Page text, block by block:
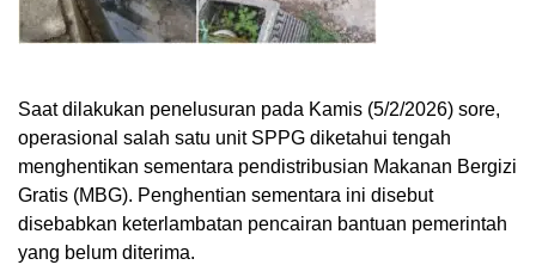
Saat dilakukan penelusuran pada Kamis (5/2/2026) sore,
operasional salah satu unit SPPG diketahui tengah
menghentikan sementara pendistribusian Makanan Bergizi
Gratis (MBG). Penghentian sementara ini disebut
disebabkan keterlambatan pencairan bantuan pemerintah
yang belum diterima.